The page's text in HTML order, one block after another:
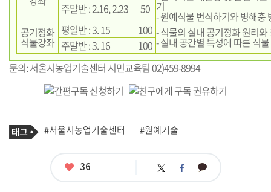
기
- 원예식물 번식하기와 병해충
주말반 : 2.16, 2.23
50
공기정화
식물강좌
평일반 : 3. 15 100 - 식물의 실내 공기정화 원리와
- 실내 공간별 특성에 따른 식
주말반 : 3. 16
100
문의: 서울시농업기술센터 시민교육팀 02)459-8994
기
사
태
그
#서울시농업기술센터 #원예기술
좋
36 트 페 카